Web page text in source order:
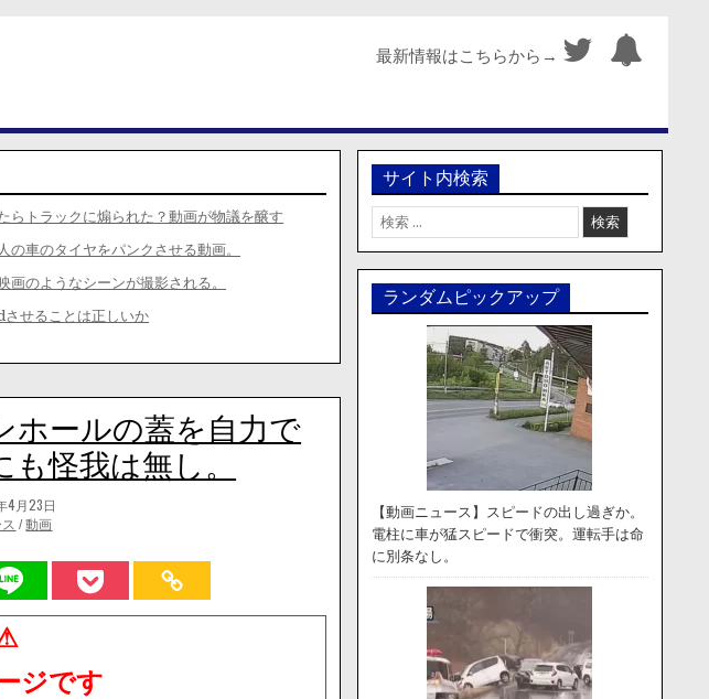
最新情報はこちらから→
らトラックに煽られた？動画が物議を醸す
の車のタイヤをパンクさせる動画。
画のようなシーンが撮影される。
せることは正しいか
ホールの蓋を自力で
怪我は無し。
4月23日
/動画
ジです
サイト内検索
検
索:
ランダムピックアップ
【動画ニュース】スピードの出し過ぎか。
電柱に車が猛スピードで衝突。運転手は命
に別条なし。